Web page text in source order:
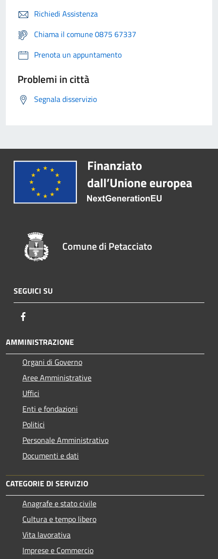
Richiedi Assistenza
Chiama il comune 0875 67337
Prenota un appuntamento
Problemi in città
Segnala disservizio
Comune di Petacciato
SEGUICI SU
AMMINISTRAZIONE
Organi di Governo
Aree Amministrative
Uffici
Enti e fondazioni
Politici
Personale Amministrativo
Documenti e dati
CATEGORIE DI SERVIZIO
Anagrafe e stato civile
Cultura e tempo libero
Vita lavorativa
Imprese e Commercio